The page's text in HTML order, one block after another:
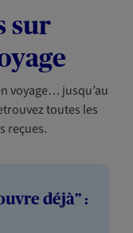
sur
voyage… jusqu’au
toutes les
reçues.
déjà” :